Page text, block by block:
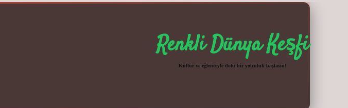
Renkli Dünya Keşfi
Kültür ve eğlenceyle dolu bir yolculuk başlasın!